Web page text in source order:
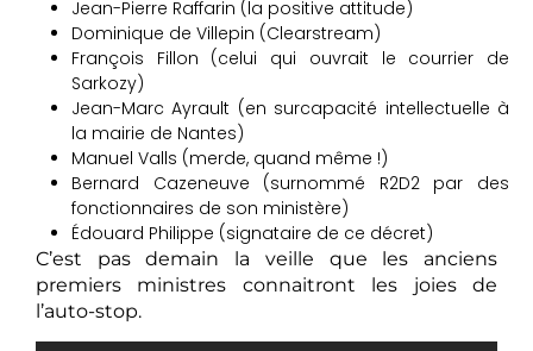
Jean-Pierre Raffarin (la positive attitude)
Dominique de Villepin (Clearstream)
François Fillon (celui qui ouvrait le courrier de
Sarkozy)
Jean-Marc Ayrault (en surcapacité intellectuelle à
la mairie de Nantes)
Manuel Valls (merde, quand même !)
Bernard Cazeneuve (surnommé R2D2 par des
fonctionnaires de son ministère)
Édouard Philippe (signataire de ce décret)
C’est pas demain la veille que les anciens
premiers ministres connaitront les joies de
l’auto-stop.